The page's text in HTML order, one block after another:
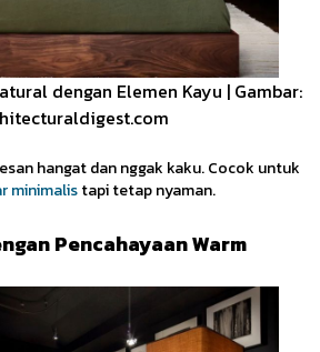
dengan Elemen Kayu | Gambar:
hangat dan nggak kaku. Cocok untuk
minimalistapi tetap nyaman.
Pencahayaan Warm